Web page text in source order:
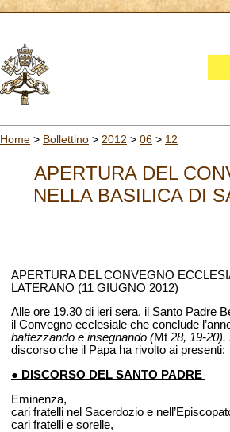
Home > Bollettino > 2012 > 06 > 12
APERTURA DEL
NELLA BASILICA DI
APERTURA DEL CONVEGNO
LATERANO (11 GIUGNO 2012)
Alle ore 19.30 di ieri sera, il Santo Padre
il Convegno ecclesiale che conclude
battezzando e insegnando (Mt 28, 19-20).
discorso che il Papa ha rivolto ai presenti:
● DISCORSO DEL SANTO PADRE
Eminenza,
cari fratelli nel Sacerdozio e
cari fratelli e sorelle,